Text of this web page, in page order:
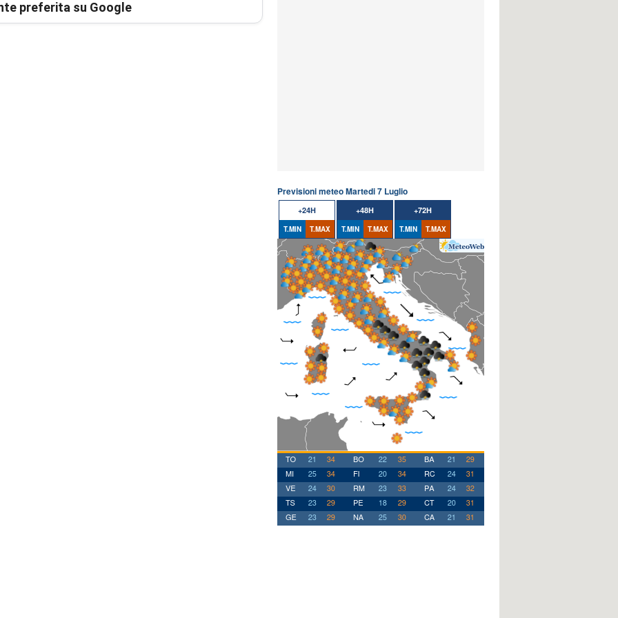
preferita su Google
Previsioni meteo Martedi 7 Luglio
+24H
T.MIN T.MAX
+48H
T.MIN T.MAX
+72H
T.MIN T.MAX